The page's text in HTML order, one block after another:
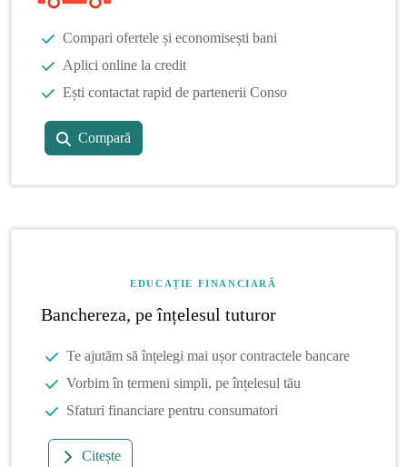
Compari ofertele și economisești bani
Aplici online la credit
Ești contactat rapid de partenerii Conso
Compară
EDUCAȚIE FINANCIARĂ
Banchereza, pe înțelesul tuturor
Te ajutăm să înțelegi mai ușor contractele bancare
Vorbim în termeni simpli, pe înțelesul tău
Sfaturi financiare pentru consumatori
Citește